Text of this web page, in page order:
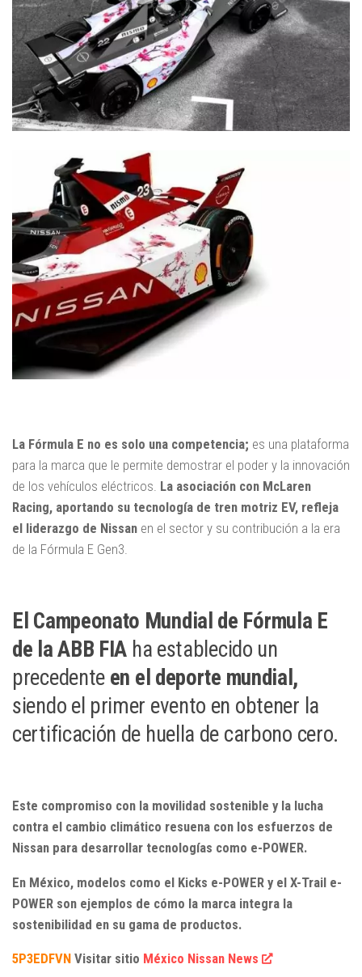
La Fórmula E no es solo una competencia; es una plataforma
para la marca que le permite demostrar el poder y la innovación
de los vehículos eléctricos. La asociación con McLaren
Racing, aportando su tecnología de tren motriz EV, refleja
el liderazgo de Nissan en el sector y su contribución a la era
de la Fórmula E Gen3.
El Campeonato Mundial de Fórmula E
de la ABB FIA ha establecido un
precedente en el deporte mundial,
siendo el primer evento en obtener la
certificación de huella de carbono cero.
Este compromiso con la movilidad sostenible y la lucha
contra el cambio climático resuena con los esfuerzos de
Nissan para desarrollar tecnologías como e-POWER.
En México, modelos como el Kicks e-POWER y el X-Trail e-
POWER son ejemplos de cómo la marca integra la
sostenibilidad en su gama de productos.
5P3EDFVN Visitar sitio México Nissan News